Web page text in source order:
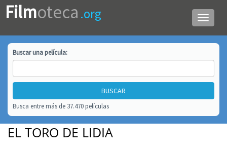
Menú
de
Filmoteca .org
Buscar unapelícula:
Busca entre más de 37.470 películas
EL TORO DE LIDIA